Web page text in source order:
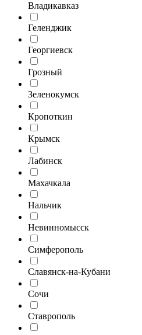
Владикавказ
Геленджик
Георгиевск
Грозный
Зеленокумск
Кропоткин
Крымск
Лабинск
Махачкала
Нальчик
Невинномысск
Симферополь
Славянск-на-Кубани
Сочи
Ставрополь